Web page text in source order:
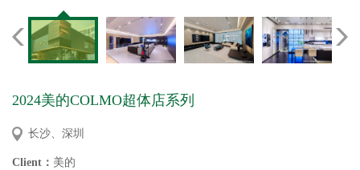
2024美的COLMO超体店系列
长沙、深圳
Client： 美的